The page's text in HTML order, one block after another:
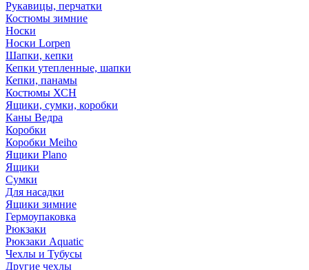
Рукавицы, перчатки
Костюмы зимние
Носки
Носки Lorpen
Шапки, кепки
Кепки утепленные, шапки
Кепки, панамы
Костюмы ХСН
Ящики, сумки, коробки
Каны Ведра
Коробки
Коробки Meiho
Ящики Plano
Ящики
Сумки
Для насадки
Ящики зимние
Гермоупаковка
Рюкзаки
Рюкзаки Aquatic
Чехлы и Тубусы
Другие чехлы